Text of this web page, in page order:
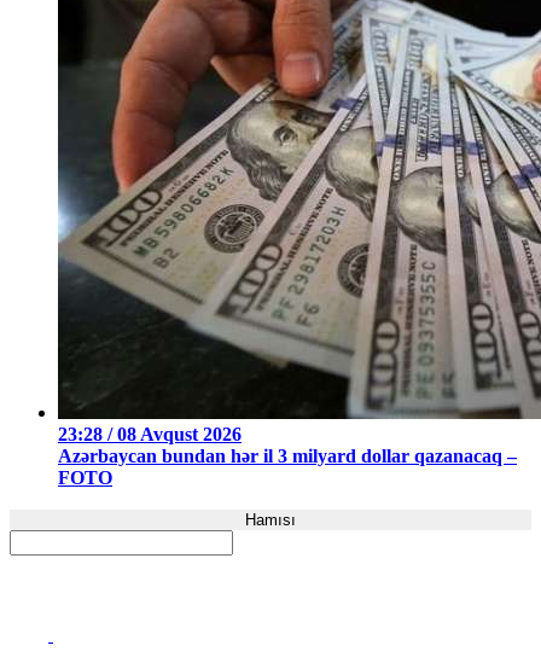
23:28 / 08 Avqust 2026
Azərbaycan bundan hər il 3 milyard dollar qazanacaq –
FOTO
Hamısı